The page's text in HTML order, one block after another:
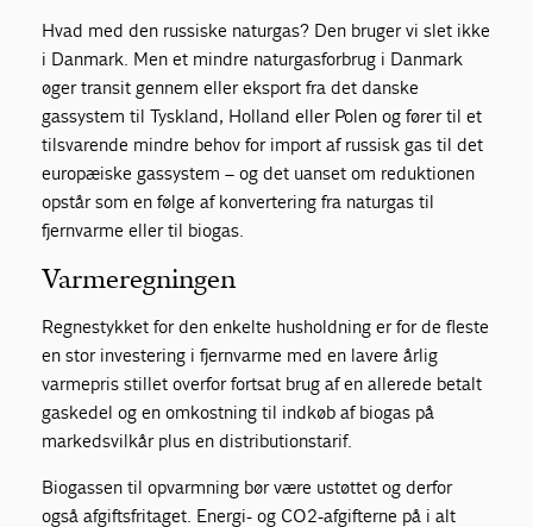
Hvad med den russiske naturgas? Den bruger vi slet ikke
i Danmark. Men et mindre naturgasforbrug i Danmark
øger transit gennem eller eksport fra det danske
gassystem til Tyskland, Holland eller Polen og fører til et
tilsvarende mindre behov for import af russisk gas til det
europæiske gassystem – og det uanset om reduktionen
opstår som en følge af konvertering fra naturgas til
fjernvarme eller til biogas.
Varmeregningen
Regnestykket for den enkelte husholdning er for de fleste
en stor investering i fjernvarme med en lavere årlig
varmepris stillet overfor fortsat brug af en allerede betalt
gaskedel og en omkostning til indkøb af biogas på
markedsvilkår plus en distributionstarif.
Biogassen til opvarmning bør være ustøttet og derfor
også afgiftsfritaget. Energi- og CO2-afgifterne på i alt